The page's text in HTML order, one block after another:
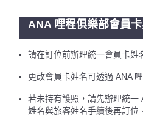
ANA 哩程俱樂部會員
請在訂位前辦理統一會員卡姓
更改會員卡姓名可透過 ANA
若未持有護照，請先辦理統一
姓名與旅客姓名手續後再訂位